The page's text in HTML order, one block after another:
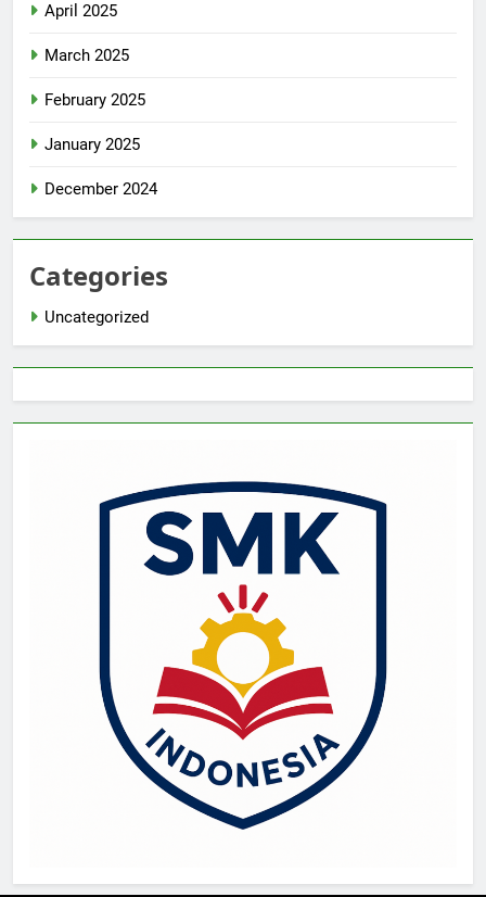
April 2025
March 2025
February 2025
January 2025
December 2024
Categories
Uncategorized